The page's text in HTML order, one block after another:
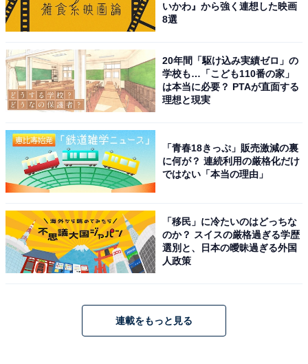
いかわ』から強く連想した映画
8選
20年間「駆け込み実績ゼロ」の
学校も…「こども110番の家」
は本当に必要？ PTAが直面する
理想と現実
「青春18きっぷ」販売激減の裏
に何が？ 連続利用の厳格化だけ
ではない「本当の理由」
「移民」に冷たいのはどっちな
のか？ スイスの厳格過ぎる学歴
選別と、日本の曖昧過ぎる外国
人政策
連載をもっと見る